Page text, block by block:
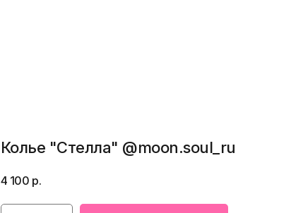
Колье "Стелла" @moon.soul_ru
4 100 р.